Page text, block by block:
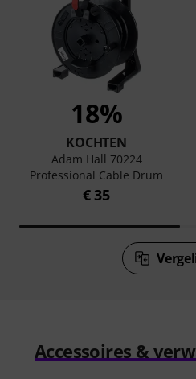
18%
KOCHTEN
Adam Hall 70224
Professional Cable Drum
€ 35
Accessoires &